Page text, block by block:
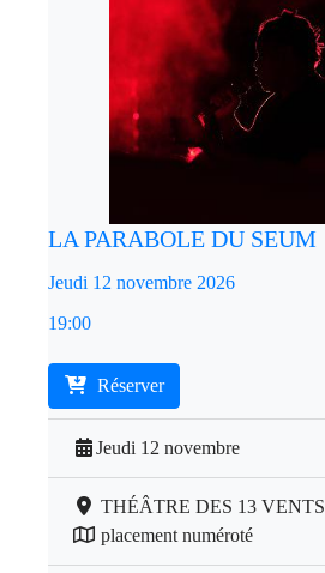
LA PARABOLE DU SEUM
Jeudi 12 novembre 2026
19:00
Réserver
Jeudi 12 novembre
THÉÂTRE DES 13 VENTS
placement numéroté